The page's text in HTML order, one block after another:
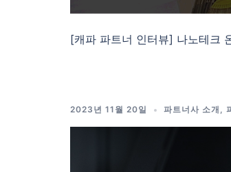
[캐파 파트너 인터뷰] 나노테크
2023년 11월 20일 파트너사 소개